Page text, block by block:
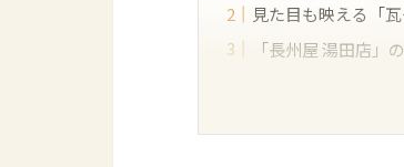
見た目も映える「瓦
「長州屋 湯田店」